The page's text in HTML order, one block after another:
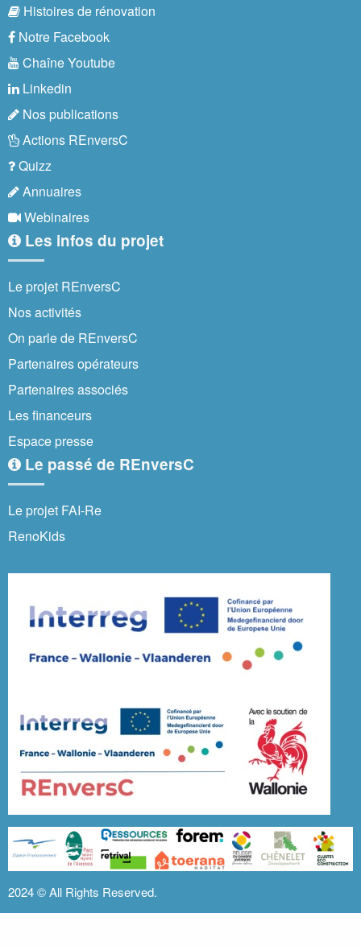
Histoires de rénovation
Notre Facebook
Chaîne Youtube
Linkedin
Nos publications
Actions REnversC
Quizz
Annuaires
Webinaires
Les infos du projet
Le projet REnversC
Nos activités
On parle de REnversC
Partenaires opérateurs
Partenaires associés
Les financeurs
Espace presse
Le passé de REnversC
Le projet FAI-Re
RenoKids
2024 ©All Rights Reserved.